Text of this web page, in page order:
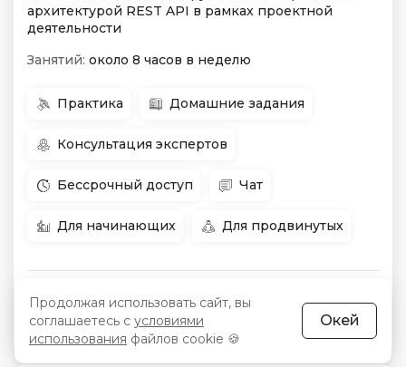
архитектурой REST API в рамках проектной
деятельности
Занятий: около 8 часов в неделю
Практика Домашние задания
Консультация экспертов
Бессрочный доступ Чат
Для начинающих Для продвинутых
Начало: Цена:
Срок: 16 месяцев Рассрочка: 640 940 сум/мес
Продолжая использовать сайт, вы
соглашаетесь с условиями
использования файлов cookie 🍪
Окей